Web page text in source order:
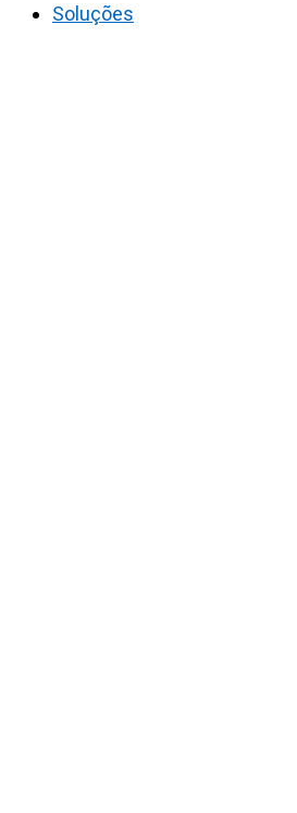
Soluções